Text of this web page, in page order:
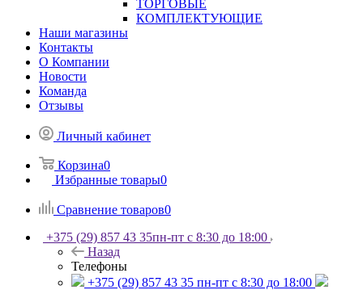
ТОРГОВЫЕ
КОМПЛЕКТУЮЩИЕ
Наши магазины
Контакты
О Компании
Новости
Команда
Отзывы
Личный кабинет
Корзина0
Избранные товары0
Сравнение товаров0
+375 (29) 857 43 35пн-пт с 8:30 до 18:00
Назад
Телефоны
+375 (29) 857 43 35 пн-пт с 8:30 до 18:00